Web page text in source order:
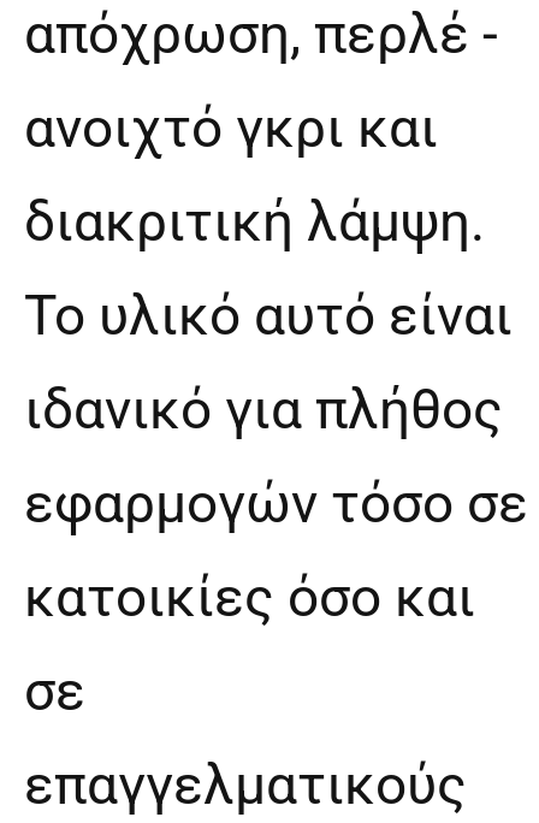
απόχρωση, περλέ -
ανοιχτό γκρι και
διακριτική λάμψη.
Το υλικό αυτό είναι
ιδανικό για πλήθος
εφαρμογών τόσο σε
κατοικίες όσο και
σε
επαγγελματικούς